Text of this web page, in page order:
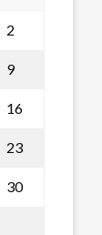
2
9
16
23
30